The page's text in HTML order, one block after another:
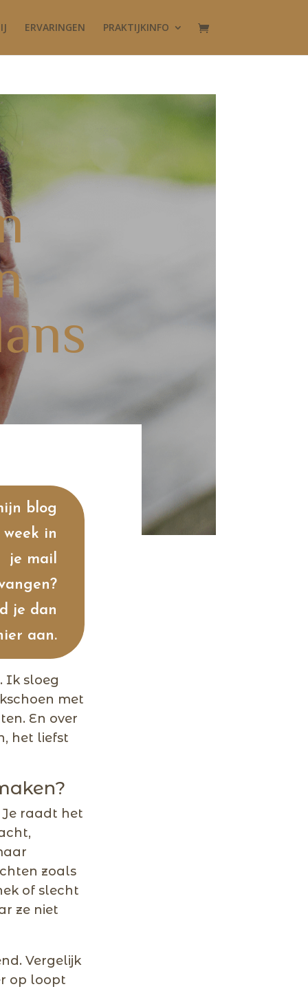
ERVARINGEN PRAKTIJKINFO
blog
in
je mail
je dan
aan.
Ik sloeg
met
En over
het liefst
raadt het
zoals
of slecht
ze niet
Vergelijk
op loopt